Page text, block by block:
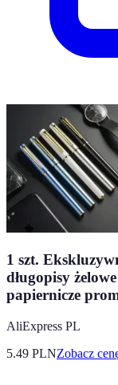
1 szt.
długopisy
papiernicze
AliExpress PL
5.49 PLNZobacz